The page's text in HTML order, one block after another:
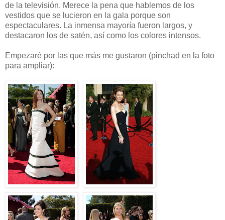
de la televisión. Merece la pena que hablemos de los
vestidos que se lucieron en la gala porque son
espectaculares. La inmensa mayoría fueron largos, y
destacaron los de satén, así como los colores intensos.
Empezaré por las que más me gustaron (pinchad en la foto
para ampliar):